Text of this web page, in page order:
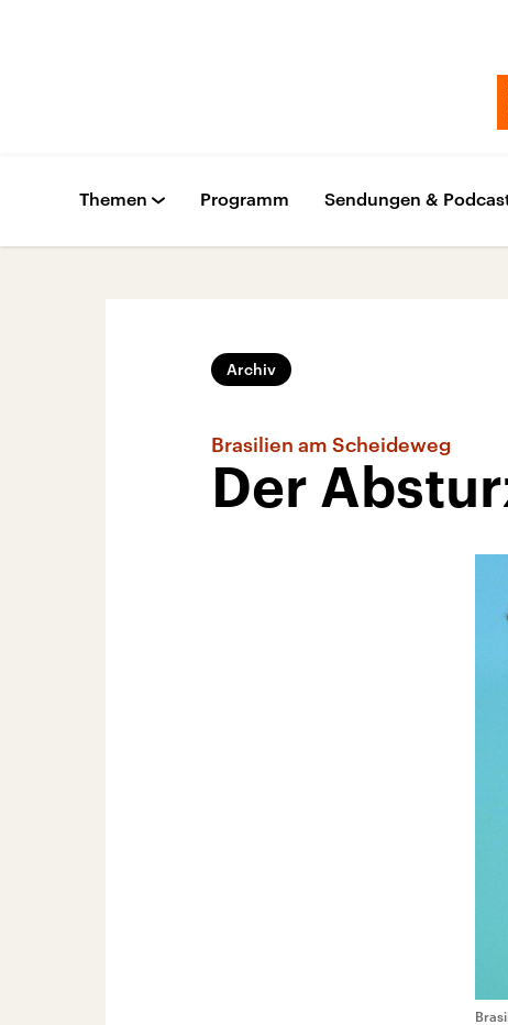
Themen Programm Sendungen &
Archiv
Brasilien am Scheideweg
Der